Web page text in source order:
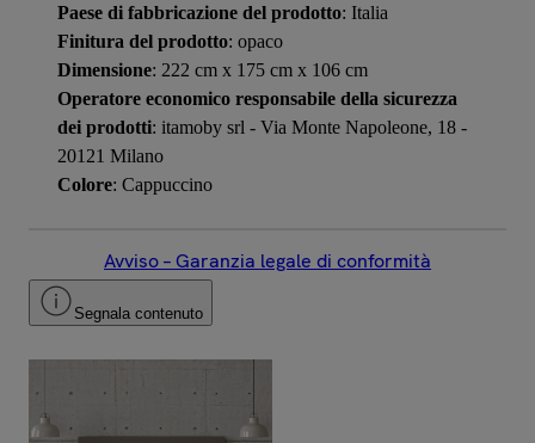
Paese di fabbricazione del prodotto: Italia
Finitura del prodotto: opaco
Dimensione: 222 cm x 175 cm x 106 cm
Operatore economico responsabile della sicurezza
dei prodotti: itamoby srl - Via Monte Napoleone, 18 -
20121 Milano
Colore: Cappuccino
Avviso – Garanzia legale di conformità
Segnala contenuto